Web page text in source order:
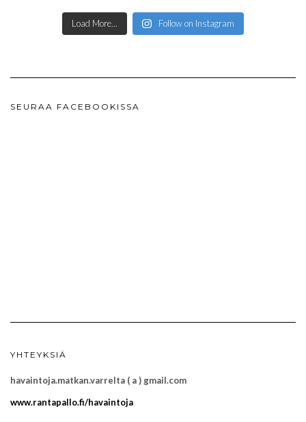
Load More... Follow on Instagram
SEURAA FACEBOOKISSA
YHTEYKSIÄ
havaintoja.matkan.varrelta ( a ) gmail.com
www.rantapallo.fi/havaintoja